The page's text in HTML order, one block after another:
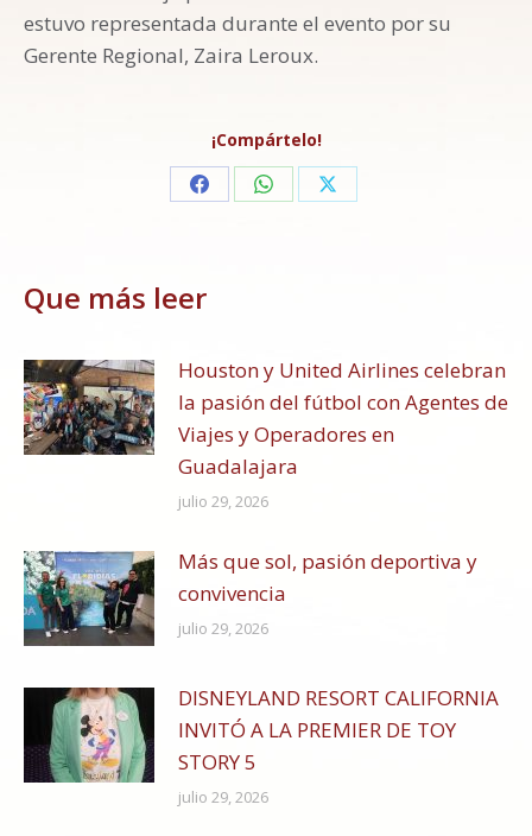
estuvo representada durante el evento por su
Gerente Regional, Zaira Leroux.
¡Compártelo!
Share Share Share
Que más leer
Houston y United Airlines celebran
la pasión del fútbol con Agentes de
Viajes y Operadores en
Guadalajara
julio 29, 2026
Más que sol, pasión deportiva y
convivencia
julio 29, 2026
DISNEYLAND RESORT CALIFORNIA
INVITÓ A LA PREMIER DE TOY
STORY 5
julio 29, 2026